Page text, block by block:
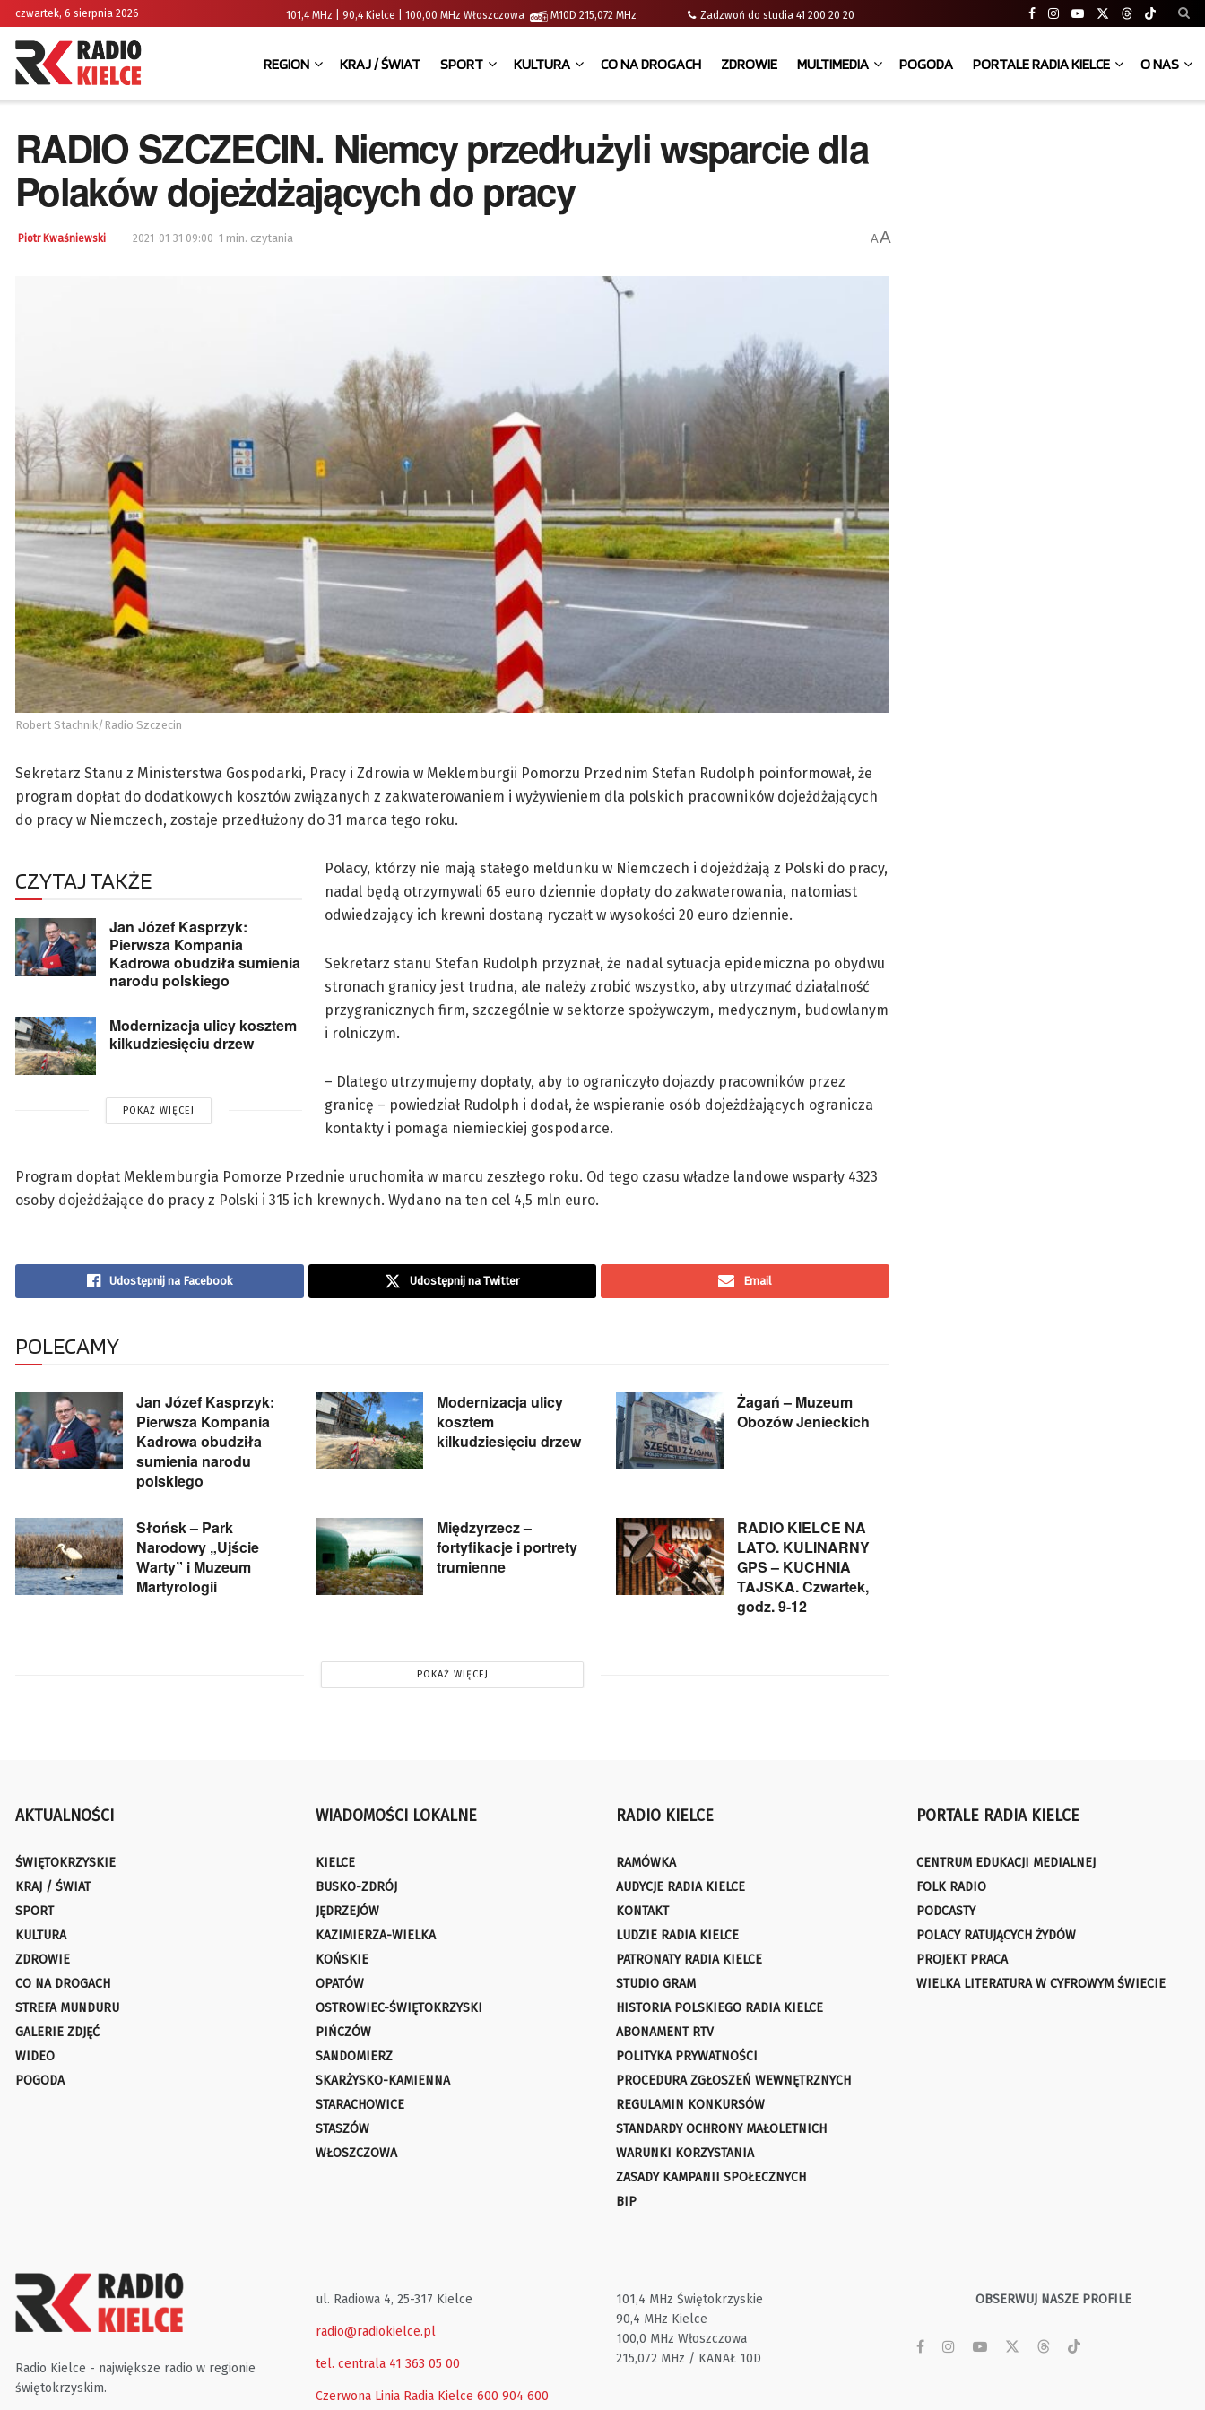
czwartek, 6 sierpnia 2026 101,4 MHz | 90,4 Kielce | 100,00 MHz Włoszczowa M10D 215,072 MHz Zadzwoń do studia 41 200 20 20
REGION KRAJ / ŚWIAT SPORT KULTURA CO NA DROGACH ZDROWIE MULTIMEDIA POGODA PORTALE RADIA KIELCE O NAS
RADIO SZCZECIN. Niemcy przedłużyli wsparcie dla
Polaków dojeżdżających do pracy
Piotr Kwaśniewski 2021-01-31 09:00 1 min. czytania AA
Robert Stachnik/Radio Szczecin
Sekretarz Stanu z Ministerstwa Gospodarki, Pracy i Zdrowia w Meklemburgii Pomorzu Przednim Stefan Rudolph poinformował, że
program dopłat do dodatkowych kosztów związanych z zakwaterowaniem i wyżywieniem dla polskich pracowników dojeżdżających
do pracy w Niemczech, zostaje przedłużony do 31 marca tego roku.
CZYTAJ TAKŻE
Jan Józef Kasprzyk:
Pierwsza Kompania
Kadrowa obudziła sumienia
narodu polskiego
Modernizacja ulicy kosztem
kilkudziesięciu drzew
POKAŻ WIĘCEJ
Polacy, którzy nie mają stałego meldunku w Niemczech i dojeżdżają z Polski do pracy,
nadal będą otrzymywali 65 euro dziennie dopłaty do zakwaterowania, natomiast
odwiedzający ich krewni dostaną ryczałt w wysokości 20 euro dziennie.
Sekretarz stanu Stefan Rudolph przyznał, że nadal sytuacja epidemiczna po obydwu
stronach granicy jest trudna, ale należy zrobić wszystko, aby utrzymać działalność
przygranicznych firm, szczególnie w sektorze spożywczym, medycznym, budowlanym
i rolniczym.
– Dlatego utrzymujemy dopłaty, aby to ograniczyło dojazdy pracowników przez
granicę – powiedział Rudolph i dodał, że wspieranie osób dojeżdżających ogranicza
kontakty i pomaga niemieckiej gospodarce.
Program dopłat Meklemburgia Pomorze Przednie uruchomiła w marcu zeszłego roku. Od tego czasu władze landowe wsparły 4323
osoby dojeżdżające do pracy z Polski i 315 ich krewnych. Wydano na ten cel 4,5 mln euro.
Udostępnij na Facebook Udostępnij na Twitter Email
POLECAMY
Jan Józef Kasprzyk:
Pierwsza Kompania
Kadrowa obudziła
sumienia narodu
polskiego
Modernizacja ulicy
kosztem
kilkudziesięciu drzew
Żagań – Muzeum
Obozów Jenieckich
Słońsk – Park
Narodowy „Ujście
Warty” i Muzeum
Martyrologii
Międzyrzecz –
fortyfikacje i portrety
trumienne
RADIO KIELCE NA
LATO. KULINARNY
GPS – KUCHNIA
TAJSKA. Czwartek,
godz. 9-12
POKAŻ WIĘCEJ
AKTUALNOŚCI
ŚWIĘTOKRZYSKIE
KRAJ / ŚWIAT
SPORT
KULTURA
ZDROWIE
CO NA DROGACH
STREFA MUNDURU
GALERIE ZDJĘĆ
WIDEO
POGODA
WIADOMOŚCI LOKALNE
KIELCE
BUSKO-ZDRÓJ
JĘDRZEJÓW
KAZIMIERZA-WIELKA
KOŃSKIE
OPATÓW
OSTROWIEC-ŚWIĘTOKRZYSKI
PIŃCZÓW
SANDOMIERZ
SKARŻYSKO-KAMIENNA
STARACHOWICE
STASZÓW
WŁOSZCZOWA
RADIO KIELCE
RAMÓWKA
AUDYCJE RADIA KIELCE
KONTAKT
LUDZIE RADIA KIELCE
PATRONATY RADIA KIELCE
STUDIO GRAM
HISTORIA POLSKIEGO RADIA KIELCE
ABONAMENT RTV
POLITYKA PRYWATNOŚCI
PROCEDURA ZGŁOSZEŃ WEWNĘTRZNYCH
REGULAMIN KONKURSÓW
STANDARDY OCHRONY MAŁOLETNICH
WARUNKI KORZYSTANIA
ZASADY KAMPANII SPOŁECZNYCH
BIP
PORTALE RADIA KIELCE
CENTRUM EDUKACJI MEDIALNEJ
FOLK RADIO
PODCASTY
POLACY RATUJĄCYCH ŻYDÓW
PROJEKT PRACA
WIELKA LITERATURA W CYFROWYM ŚWIECIE
Radio Kielce - największe radio w regionie
świętokrzyskim.
ul. Radiowa 4, 25-317 Kielce
radio@radiokielce.pl
tel. centrala 41 363 05 00
Czerwona Linia Radia Kielce 600 904 600
101,4 MHz Świętokrzyskie
90,4 MHz Kielce
100,0 MHz Włoszczowa
215,072 MHz / KANAŁ 10D
OBSERWUJ NASZE PROFILE